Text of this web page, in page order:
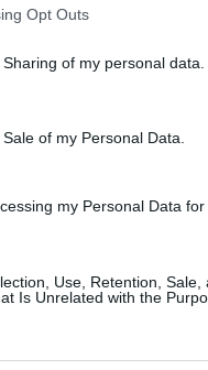
Opt Outs
of my personal data.
of my Personal Data.
my Personal Data for
Use, Retention, Sale,
Is Unrelated with the
szent világba. Ennek a
a…
október 30.
képei a
Art Brut
a PsychArt24